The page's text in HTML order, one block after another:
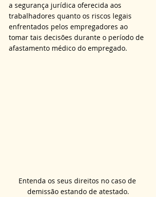
a segurança jurídica oferecida aos
trabalhadores quanto os riscos legais
enfrentados pelos empregadores ao
tomar tais decisões durante o período de
afastamento médico do empregado.
Entenda os seus direitos no caso de
demissão estando de atestado.